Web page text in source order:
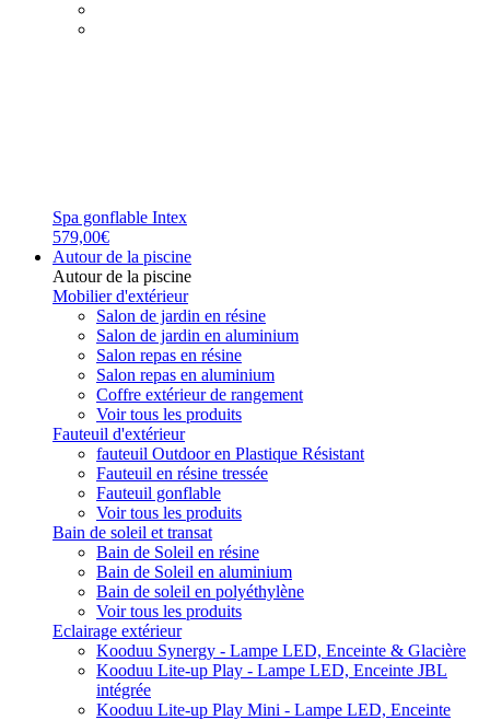
Spa gonflable Intex
579,00€
Autour de la piscine
Autour de la piscine
Mobilier d'extérieur
Salon de jardin en résine
Salon de jardin en aluminium
Salon repas en résine
Salon repas en aluminium
Coffre extérieur de rangement
Voir tous les produits
Fauteuil d'extérieur
fauteuil Outdoor en Plastique Résistant
Fauteuil en résine tressée
Fauteuil gonflable
Voir tous les produits
Bain de soleil et transat
Bain de Soleil en résine
Bain de Soleil en aluminium
Bain de soleil en polyéthylène
Voir tous les produits
Eclairage extérieur
Kooduu Synergy - Lampe LED, Enceinte & Glacière
Kooduu Lite-up Play - Lampe LED, Enceinte JBL
intégrée
Kooduu Lite-up Play Mini - Lampe LED, Enceinte